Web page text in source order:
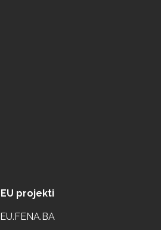
EU projekti
EU.FENA.BA